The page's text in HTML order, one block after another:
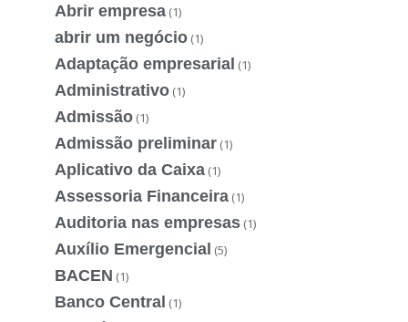
Abrir empresa (1)
abrir um negócio (1)
Adaptação empresarial (1)
Administrativo (1)
Admissão (1)
Admissão preliminar (1)
Aplicativo da Caixa (1)
Assessoria Financeira (1)
Auditoria nas empresas (1)
Auxílio Emergencial (5)
BACEN (1)
Banco Central (1)